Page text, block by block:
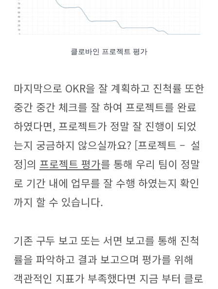
클로바인 프로젝트 평가
마지막으로 OKR을 잘 계획하고 진척률 또한
중간 중간 체크를 잘 하여 프로젝트를 완료
하였다면, 프로젝트가 정말 잘 진행이 되었
는지 궁금하지 않으실까요? [프로젝트 – 설
정]의 프로젝트 평가를 통해 우리 팀이 정말
로 기간 내에 업무를 잘 수행 하였는지 확인
까지 할 수 있습니다.
기존 구두 보고 또는 서면 보고를 통해 진척
률을 파악하고 결과 보고으며 평가를 위해
객관적인 지표가 부족했다면 지금 부터 클로